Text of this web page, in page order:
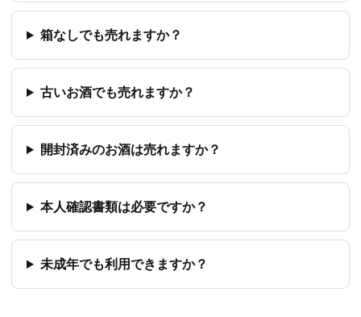
箱なしでも売れますか？
古いお酒でも売れますか？
開封済みのお酒は売れますか？
本人確認書類は必要ですか？
未成年でも利用できますか？